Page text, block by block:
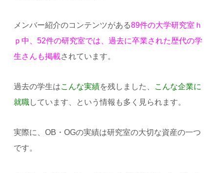
メンバー紹介のコンテンツがある89件の大学研究室ｈ
ｐ中、52件の研究室では、過去に卒業された歴代の学
生さんも掲載されています。
過去の学生はこんな実績を残しました、
こんな企業に
就職しています、という情報も多く見られます。
実際に、OB・OGの実績は研究室の大切な資産の一つ
です。